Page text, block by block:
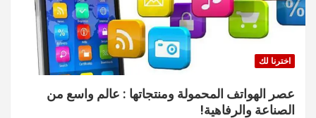
اخترنا لك
عصر الهواتف المحمولة ومنتجاتها : عالم واسع من
الصناعة والرفاهية!